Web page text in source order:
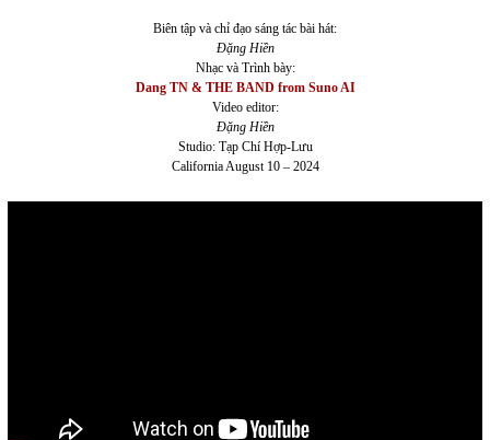
Biên tập và chỉ đạo sáng tác bài hát:
Đặng Hiền
Nhạc và Trình bày:
Dang TN & THE BAND from Suno AI
Video editor:
Đặng Hiền
Studio: Tạp Chí Hợp-Lưu
California August 10 – 2024